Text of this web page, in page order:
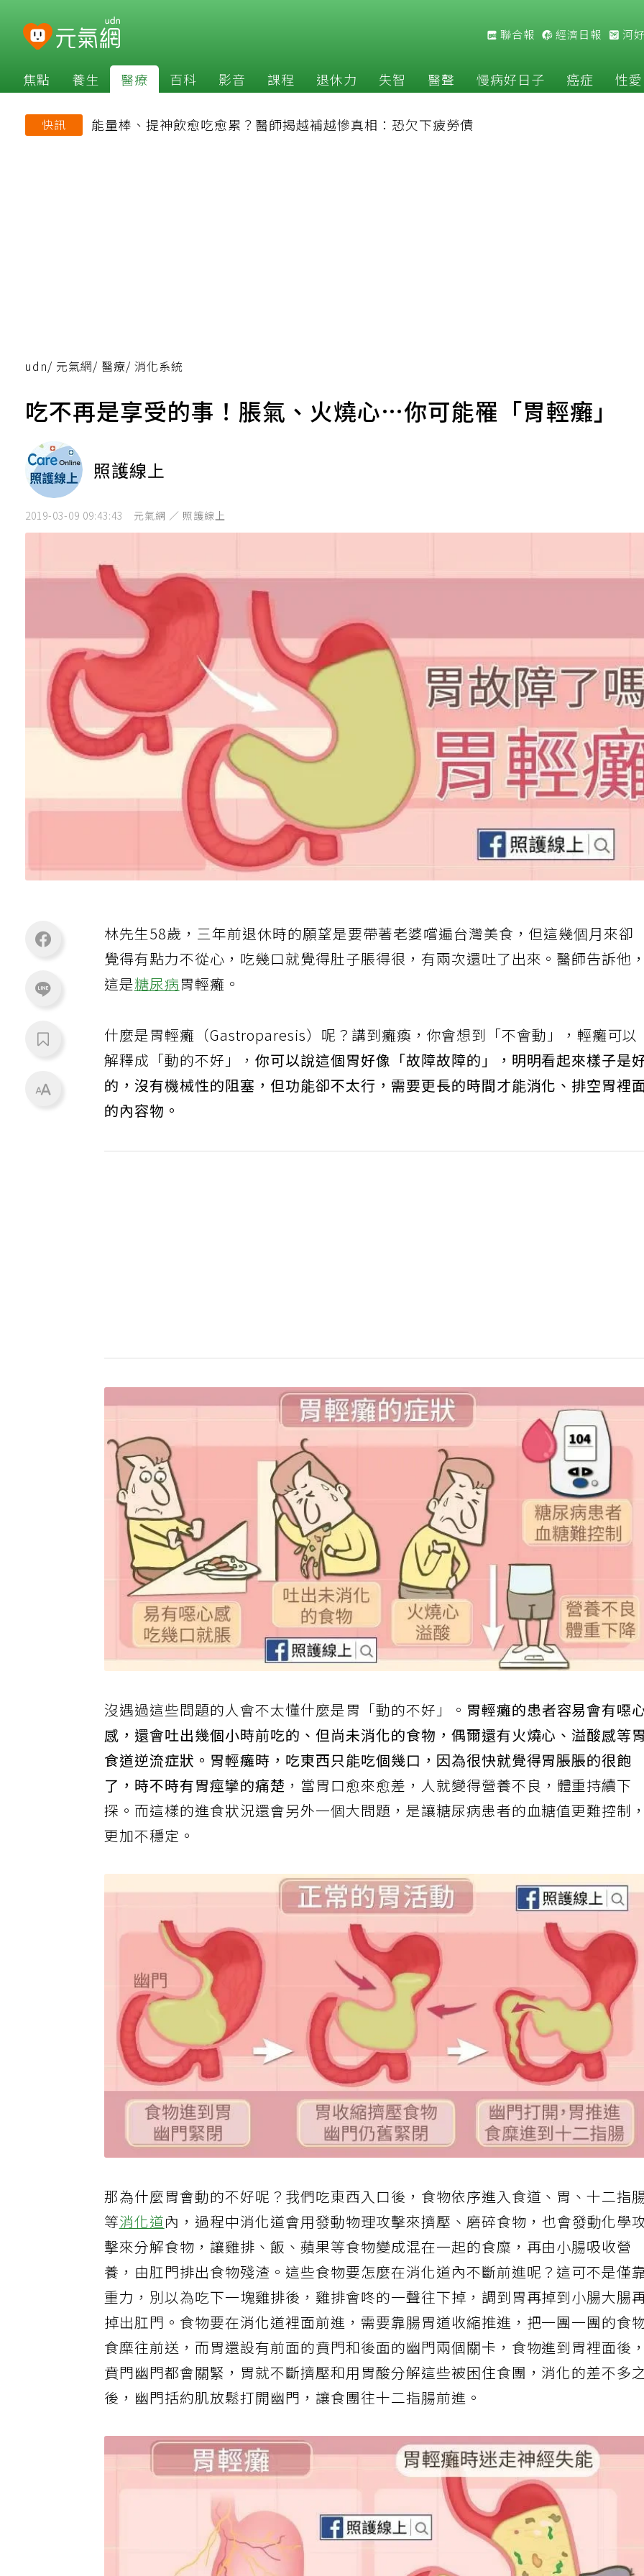
聯合報 經濟日報 河
焦點 養生 醫療 百科 影音 課程 退休力 失智 醫聲 慢病好日子 癌症 性愛
快訊 能量棒、提神飲愈吃愈累？醫師揭越補越慘真相：恐欠下疲勞債
udn/ 元氣網/ 醫療/ 消化系統
吃不再是享受的事！脹氣、火燒心…你可能罹「胃輕癱」
照護線上
2019-03-09 09:43:43 元氣網 ／ 照護線上
林先生58歲，三年前退休時的願望是要帶著老婆嚐遍台灣美食，但這幾個月來卻
覺得有點力不從心，吃幾口就覺得肚子脹得很，有兩次還吐了出來。醫師告訴他
這是糖尿病胃輕癱。
什麼是胃輕癱（Gastroparesis）呢？講到癱瘓，你會想到「不會動」，輕癱可以
解釋成「動的不好」，你可以說這個胃好像「故障故障的」，明明看起來樣子是
的，沒有機械性的阻塞，但功能卻不太行，需要更長的時間才能消化、排空胃裡
的內容物。
沒遇過這些問題的人會不太懂什麼是胃「動的不好」。胃輕癱的患者容易會有噁
感，還會吐出幾個小時前吃的、但尚未消化的食物，偶爾還有火燒心、溢酸感等
食道逆流症狀。胃輕癱時，吃東西只能吃個幾口，因為很快就覺得胃脹脹的很飽
了，時不時有胃痙攣的痛楚 ，當胃口愈來愈差，人就變得營養不良，體重持續下
探。而這樣的進食狀況還會另外一個大問題，是讓糖尿病患者的血糖值更難控制
更加不穩定。
那為什麼胃會動的不好呢？我們吃東西入口後，食物依序進入食道、胃、十二指
等消化道內，過程中消化道會用發動物理攻擊來擠壓、磨碎食物，也會發動化學
擊來分解食物，讓雞排、飯、蘋果等食物變成混在一起的食糜，再由小腸吸收營
養，由肛門排出食物殘渣。這些食物要怎麼在消化道內不斷前進呢？這可不是僅
重力，別以為吃下一塊雞排後，雞排會咚的一聲往下掉，調到胃再掉到小腸大腸
掉出肛門。食物要在消化道裡面前進，需要靠腸胃道收縮推進，把一團一團的食
食糜往前送，而胃還設有前面的賁門和後面的幽門兩個關卡，食物進到胃裡面後
賁門幽門都會關緊，胃就不斷擠壓和用胃酸分解這些被困住食團，消化的差不多
後，幽門括約肌放鬆打開幽門，讓食團往十二指腸前進。